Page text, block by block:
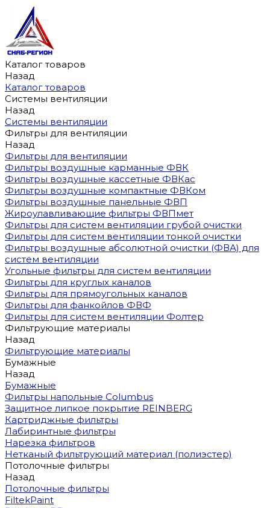
Каталог товаров
Назад
Каталог товаров
Системы вентиляции
Назад
Системы вентиляции
Фильтры для вентиляции
Назад
Фильтры для вентиляции
Фильтры воздушные карманные ФВК
Фильтры воздушные кассетные ФВКас
Фильтры воздушные компактные ФВКом
Фильтры воздушные панельные ФВП
Жироулавливающие фильтры ФВПмет
Фильтры для систем вентиляции грубой очистки
Фильтры для систем вентиляции тонкой очистки
Фильтры воздушные абсолютной очистки (ФВА) для
систем вентиляции
Угольные фильтры для систем вентиляции
Фильтры для круглых каналов
Фильтры для прямоугольных каналов
Фильтры для фанкойлов ФВФ
Фильтры для систем вентиляции Фолтер
Фильтрующие материалы
Назад
Фильтрующие материалы
Бумажные
Назад
Бумажные
Фильтры напольные Columbus
Защитное липкое покрытие REINBERG
Картриджные фильтры
Лабиринтные фильтры
Нарезка фильтров
Нетканый фильтрующий материал (полиэстер)
Потолочные фильтры
Назад
Потолочные фильтры
FiltekPaint